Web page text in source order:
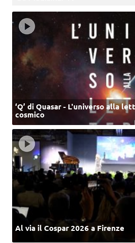
‘Q’ di Quasar - L'universo alla
cosmico
Al via il Cospar 2026 a Firenze